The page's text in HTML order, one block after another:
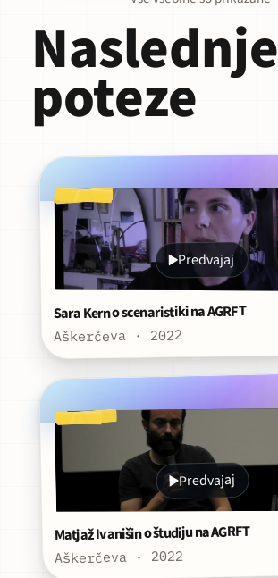
Naslednje
poteze
Predvajaj
Sara Kern o scenaristiki na AGRFT
Aškerčeva · 2022
Predvajaj
Matjaž Ivanišin o študiju na AGRFT
Aškerčeva · 2022